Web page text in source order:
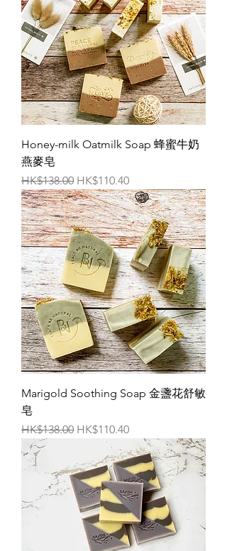
Honey-milk Oatmilk Soap 蜂蜜牛奶
燕麥皂
一般價格
HK$138.00 促銷價格
HK$110.40
Marigold Soothing Soap 金盞花舒敏
皂
一般價格
HK$138.00 促銷價格
HK$110.40